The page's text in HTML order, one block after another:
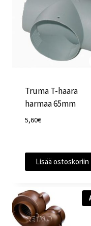
Truma T-haara
harmaa 65mm
5,60€
Lisää ostoskoriin